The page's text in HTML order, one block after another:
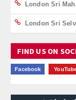
London Sri
London Sri
FIND US ON
Facebook